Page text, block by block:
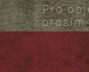
Pro